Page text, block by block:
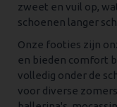
zweet en vuil op,
schoenen langer
Onze footies zijn
en bieden comfort
volledig onder de
voor diverse